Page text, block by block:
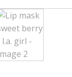
us
Q69.00